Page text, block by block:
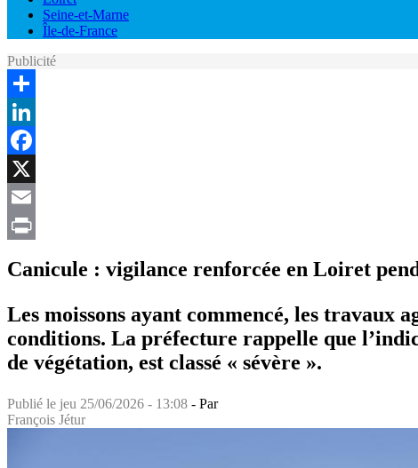
Seine-et-Marne
Île-de-France
Publicité
Share
LinkedIn
Facebook
X
Email
Canicule : vigilance renforcée en Loiret
Les moissons ayant commencé, les travaux
conditions. La préfecture rappelle que
de végétation, est classé « sévère ».
Publié le jeu 25/06/2026 - 13:08 - Par
François Jétur